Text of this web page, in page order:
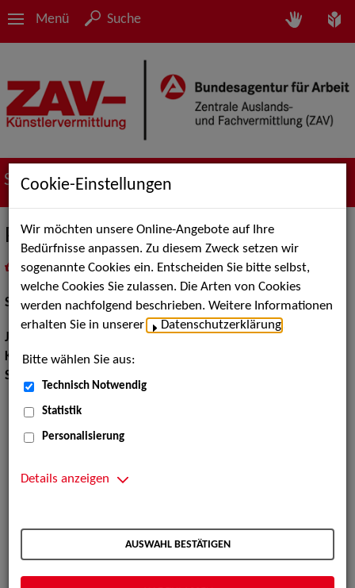
Menü Suche
Suche nach Künstler*innen
Paul Lonnemann
als PDF speichern
inMeine Merklistelegen
Schauspiel:Bühne
Jahrgang:
Körpergröße:173 cm
Sprachen:
Cookie-Einstellungen
Wir möchten unsere Online-Angebote auf Ihre
Bedürfnisse anpassen. Zu diesem Zweck setzen wir
sogenannte Cookies ein. Entscheiden Sie bitte selbst,
welche Cookies Sie zulassen. Die Arten von Cookies
werden nachfolgend beschrieben. Weitere Informationen
erhalten Sie in unserer
Datenschutzerklärung
Bitte wählen Sie aus:
Technisch Notwendig
Statistik
Personalisierung
Details anzeigen
AUSWAHL BESTÄTIGEN